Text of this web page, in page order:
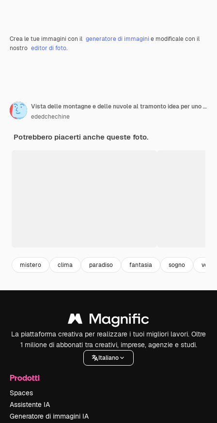
Crea le tue immagini con il generatore di immagini e modificale con il
nostro editor di foto.
Vista delle montagne e delle nuvole al tramonto idea per uno sfondo bellissimo o carta da parati fantastici tramonti nelle montagne vicino al Mar Egeo
ededchechine
Potrebbero piacerti anche queste foto.
mistero clima paradiso fantasia sogno vento
La piattaforma creativa per realizzare i tuoi migliori lavori. Oltre
1 milione di abbonati tra creativi, imprese, agenzie e studi.
Italiano
Prodotti
Spaces
Assistente IA
Generatore di immagini IA